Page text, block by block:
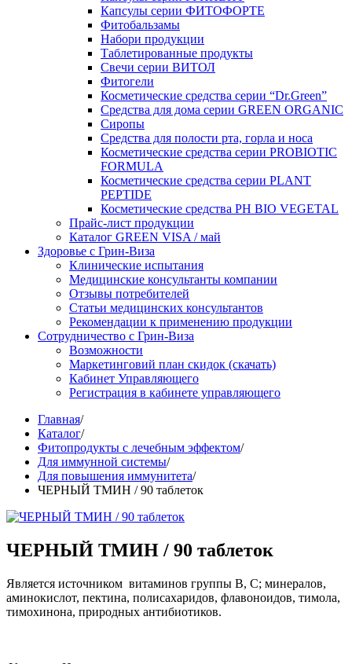
Капсулы серии ФИТОФОРТЕ
Фитобальзамы
Набори продукции
Таблетированные продукты
Свечи серии ВИТОЛ
Фитогели
Косметические средства серии “Dr.Green”
Средства для дома серии GREEN ORGANIC
Сиропы
Средства для полости рта, горла и носа
Косметические средства серии PROBIOTIC
FORMULA
Косметические средства серии PLANT
PEPTIDE
Косметические средства PH BIO VEGETAL
Прайс-лист продукции
Каталог GREEN VISA / май
Здоровье с Грин-Виза
Клинические испытания
Медицинские консультанты компании
Отзывы потребителей
Статьи медицинских консультантов
Рекомендации к применению продукции
Сотрудничество с Грин-Виза
Возможности
Маркетинговий план скидок (скачать)
Кабинет Управляющего
Регистрация в кабинете управляющего
Главная/
Каталог/
Фитопродукты с лечебным эффектом/
Для иммунной системы/
Для повышения иммунитета/
ЧЕРНЫЙ ТМИН / 90 таблеток
ЧЕРНЫЙ ТМИН / 90 таблеток
Является источником витаминов группы В, С; минералов,
аминокислот, пектина, полисахаридов, флавоноидов, тимола,
тимохинона, природных антибиотиков.